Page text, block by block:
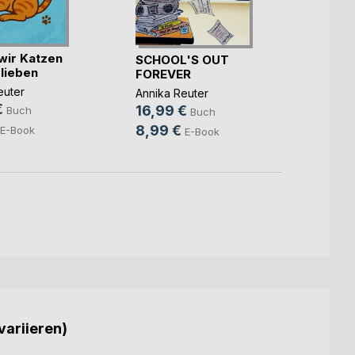
Katzen
Buch
E-Book
SCHOOL'S OUT
FOREVER
Annika Reuter
16,99 € Buch
8,99 € E-Book